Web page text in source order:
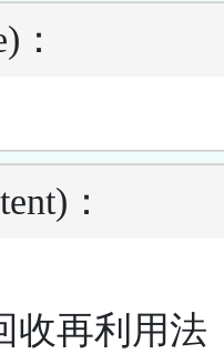
：
：
收再利用法